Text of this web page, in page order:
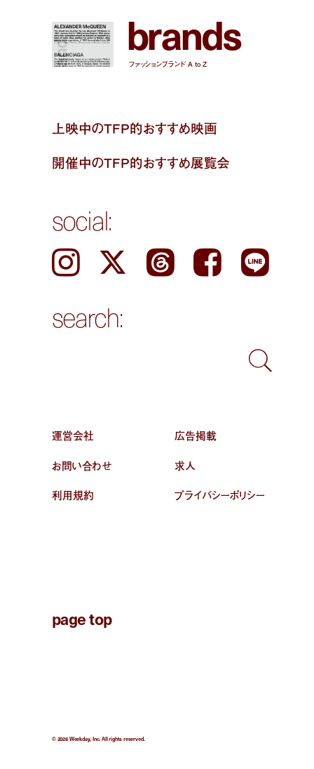
brands
ファッションブランド A to Z
上映中のTFP的おすすめ映画
開催中のTFP的おすすめ展覧会
social:
Instagram 𝕏 Threads Facebook LINE
search:
運営会社
広告掲載
お問い合わせ
求人
利用規約 プライバシーポリシー
page top
© 2026 Weekday, Inc. All rights reserved.